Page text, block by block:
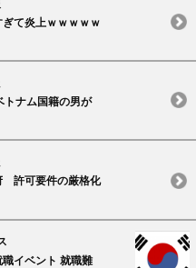
て炎上ｗｗｗｗｗ
ナム国籍の男が
許可要件の厳格化
職イベント 就職難